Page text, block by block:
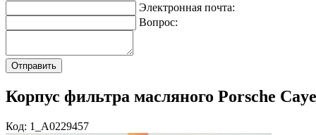
Электронная почта:
Вопрос:
Корпус фильтра масляного Porsche
Код: 1_A0229457